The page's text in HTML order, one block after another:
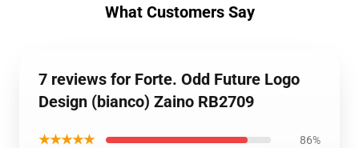
What Customers Say
7 reviews for Forte. Odd Future Logo
Design (bianco) Zaino RB2709
★★★★★ 86%